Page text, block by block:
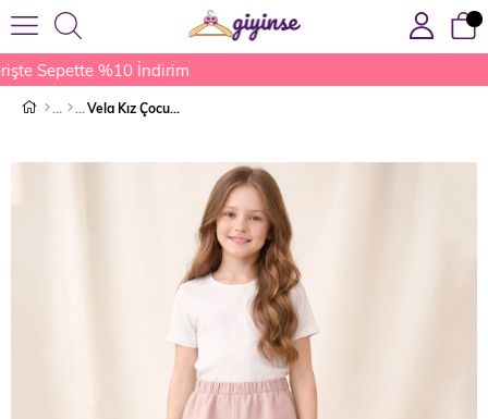
Sepette %10 İndirim
Vela Kız Çocuk Etek Pudra